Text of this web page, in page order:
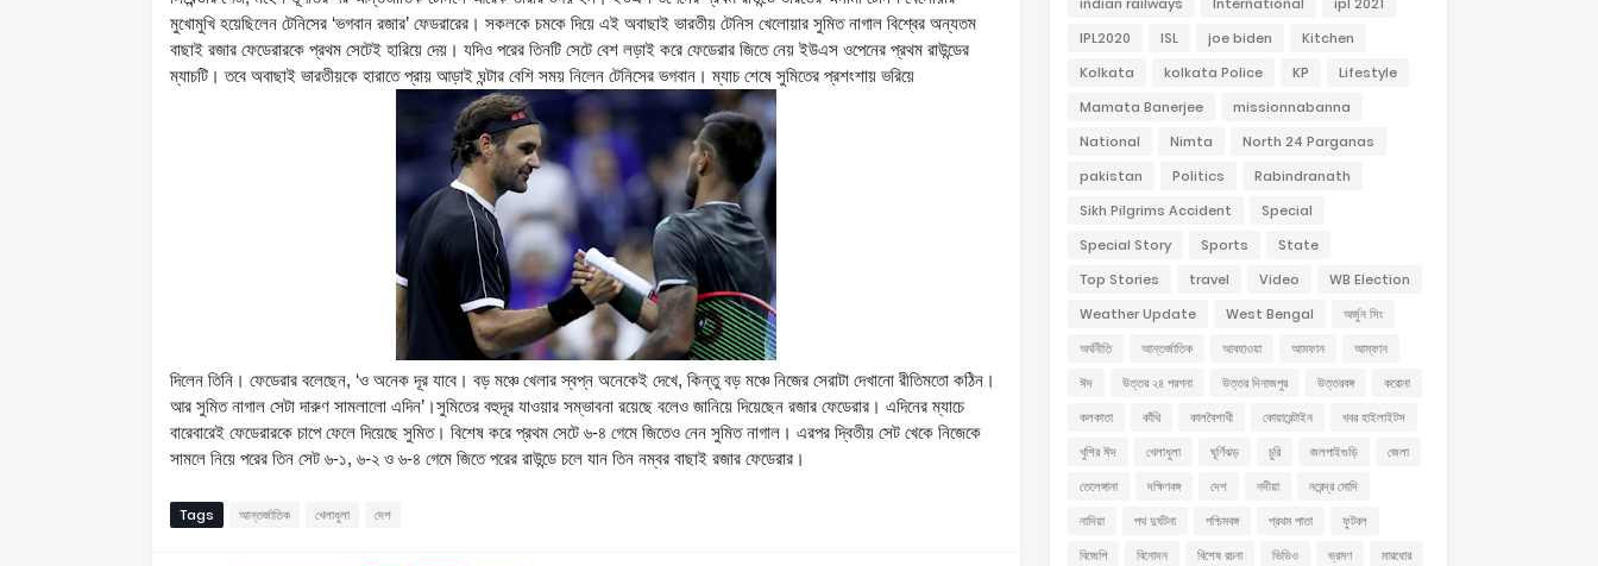
মুখোমুখি হয়েছিলেন টেনিসের ‘ভগবান রজার’ ফেডরারের। সকলকে চমকে দিয়ে এই অবাছাই ভারতীয় টেনিস খেলোয়ার সুমিত নাগাল বিশ্বের অন্যতম
বাছাই রজার ফেডেরারকে প্রথম সেটেই হারিয়ে দেয়। যদিও পরের তিনটি সেটে বেশ লড়াই করে ফেডেরার জিতে নেয় ইউএস ওপেনের প্রথম রাউন্ডের
ম্যাচটি। তবে অবাছাই ভারতীয়কে হারাতে প্রায় আড়াই ঘন্টার বেশি সময় নিলেন টেনিসের ভগবান। ম্যাচ শেষে সুমিতের প্রশংশায় ভরিয়ে
দিলেন তিনি। ফেডেরার বলেছেন, ‘ও অনেক দূর যাবে। বড় মঞ্চে খেলার স্বপ্ন অনেকেই দেখে, কিন্তু বড় মঞ্চে নিজের সেরাটা দেখানো রীতিমতো কঠিন।
আর সুমিত নাগাল সেটা দারুণ সামলালো এদিন’।সুমিতের বহুদূর যাওয়ার সম্ভাবনা রয়েছে বলেও জানিয়ে দিয়েছেন রজার ফেডেরার। এদিনের ম্যাচে
বারেবারেই ফেডেরারকে চাপে ফেলে দিয়েছে সুমিত। বিশেষ করে প্রথম সেটে ৬-৪ গেমে জিতেও নেন সুমিত নাগাল। এরপর দ্বিতীয় সেট খেকে নিজেকে
সামলে নিয়ে পরের তিন সেট ৬-১, ৬-২ ও ৬-৪ গেমে জিতে পরের রাউন্ডে চলে যান তিন নম্বর বাছাই রজার ফেডেরার।
Tags আন্তর্জাতিক খেলাধুলা দেশ
IPL2020
ISL joe biden
Kitchen
Kolkata
kolkata Police KP
Lifestyle
Mamata Banerjee
missionnabanna
National
Nimta
North 24 Parganas
pakistan
Politics
Rabindranath
Sikh Pilgrims Accident
Special
Special Story
Sports
State
Top Stories
travel Video
WB Election
Weather Update
West Bengal
অর্জুন সিং
অর্থনীতি
আন্তর্জাতিক আবহাওয়া আমফান
আম্ফান
ঈদ
উত্তর ২৪ পরগনা উত্তর দিনাজপুর উত্তরবঙ্গ
করোনা
কলকাতা
কাঁথি কালবৈশাখী কোয়ারেন্টাইন
খবর হাইলাইটস
খুশির ঈদ
খেলাধুলা ঘূর্ণিঝড় চুরি জলপাইগুড়ি
জেলা
তেলেঙ্গানা
দক্ষিণবঙ্গ দেশ নদীয়া
নরেন্দ্র মোদি
নাদিয়া
পথ দুর্ঘটনা পশ্চিমবঙ্গ প্রথম পাতা
ফুটবল
বিজেপি
বিনোদন বিশেষ রচনা ভিডিও ভ্রমণ
মারধোর